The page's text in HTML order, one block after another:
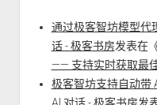
通过极客智坊模型代
话 - 极客书房发表在
—— 支持实时获取最
极客智坊支持自动带